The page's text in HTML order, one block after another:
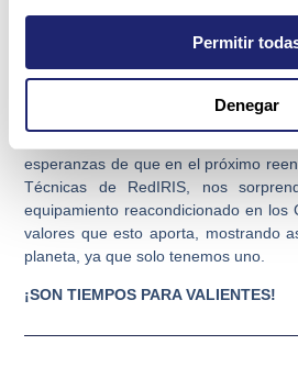
Permitir
Denegar
reacondicionado y promueven junto
inteligente.
Desde MercadoIT ponemos todos
esperanzas de que en el próximo
Técnicas de RedIRIS, nos
equipamiento reacondicionado en los
valores que esto aporta, mostrando
planeta, ya que solo tenemos uno.
¡SON TIEMPOS PARA VALIENTES!
Ant